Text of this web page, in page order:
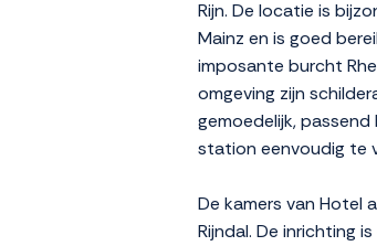
Rijn. De locatie is
Mainz en is goed
imposante burcht
omgeving zijn
gemoedelijk,
station eenvoudig te
De kamers van Hotel
Rijndal. De inrichting